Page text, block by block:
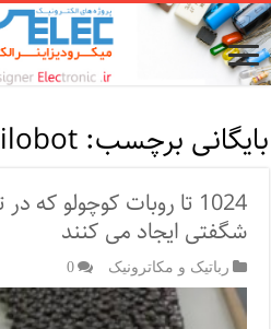
بایگانی برچسب:
1024 تا روبات کوچولو که
شگفتی ایجاد می کنند
رباتیک و مکاترونیک 0